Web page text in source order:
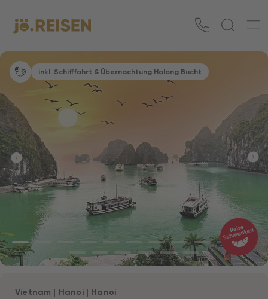
inkl. Schifffahrt & Übernachtung Halong Bucht
Vietnam | Hanoi| Hanoi